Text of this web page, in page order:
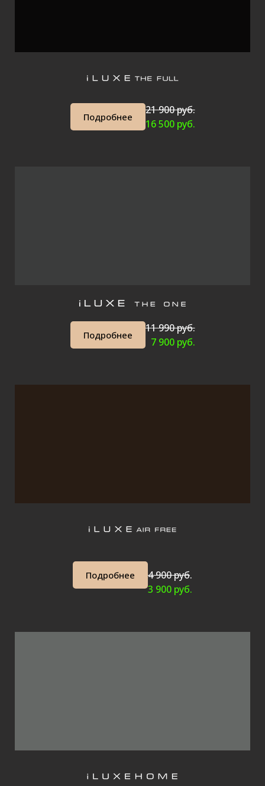
Подробнее
21 900 руб.
16 500 руб.
Подробнее
11 990 руб.
7 900 руб.
Подробнее 4 900 руб.
3 900 руб.